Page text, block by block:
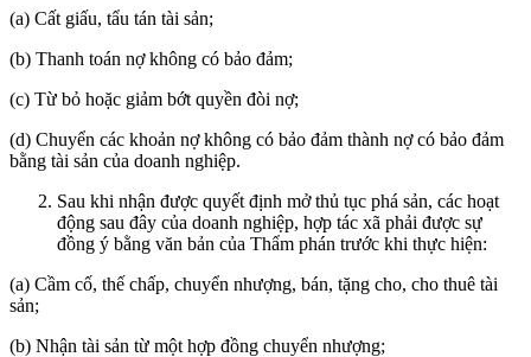
(a) Cất giấu, tẩu tán tài sản;
(b) Thanh toán nợ không có bảo đảm;
(c) Từ bỏ hoặc giảm bớt quyền đòi nợ;
(d) Chuyển các khoản nợ không có bảo đảm thành nợ có bảo đảm
bằng tài sản của doanh nghiệp.
Sau khi nhận được quyết định mở thủ tục phá sản, các hoạt
động sau đây của doanh nghiệp, hợp tác xã phải được sự
đồng ý bằng văn bản của Thẩm phán trước khi thực hiện:
(a) Cầm cố, thế chấp, chuyển nhượng, bán, tặng cho, cho thuê tài
sản;
(b) Nhận tài sản từ một hợp đồng chuyển nhượng;